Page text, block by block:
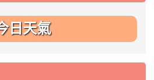
日天氣